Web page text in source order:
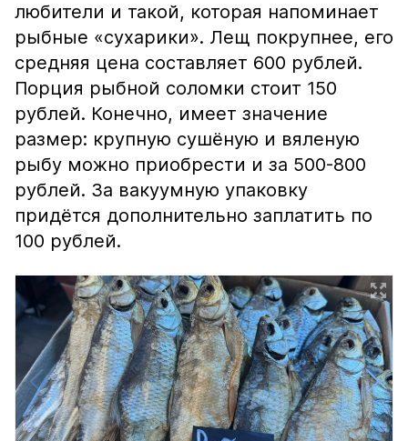
любители и такой, которая напоминает
рыбные «сухарики». Лещ покрупнее, его
средняя цена составляет 600 рублей.
Порция рыбной соломки стоит 150
рублей. Конечно, имеет значение
размер: крупную сушёную и вяленую
рыбу можно приобрести и за 500-800
рублей. За вакуумную упаковку
придётся дополнительно заплатить по
100 рублей.